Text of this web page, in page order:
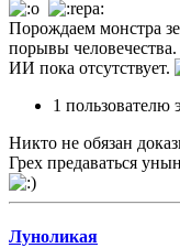
Порождаем монстра
порывы
ИИ пока отсутствует.
1 пользователю
Никто не обязан
Грех предаваться
Луноликая